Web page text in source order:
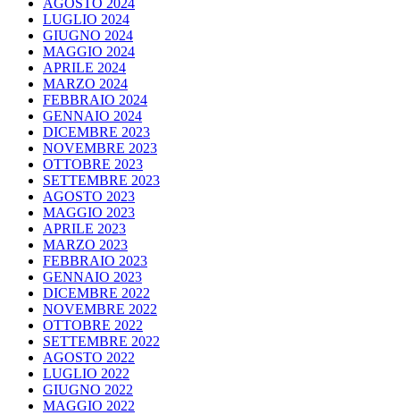
AGOSTO 2024
LUGLIO 2024
GIUGNO 2024
MAGGIO 2024
APRILE 2024
MARZO 2024
FEBBRAIO 2024
GENNAIO 2024
DICEMBRE 2023
NOVEMBRE 2023
OTTOBRE 2023
SETTEMBRE 2023
AGOSTO 2023
MAGGIO 2023
APRILE 2023
MARZO 2023
FEBBRAIO 2023
GENNAIO 2023
DICEMBRE 2022
NOVEMBRE 2022
OTTOBRE 2022
SETTEMBRE 2022
AGOSTO 2022
LUGLIO 2022
GIUGNO 2022
MAGGIO 2022